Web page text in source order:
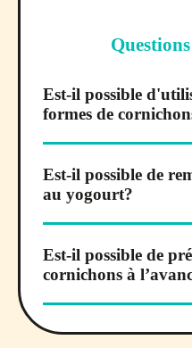
Est-il possible
formes de
Est-il possible de
au yogourt?
Est-il possible de
cornichons à